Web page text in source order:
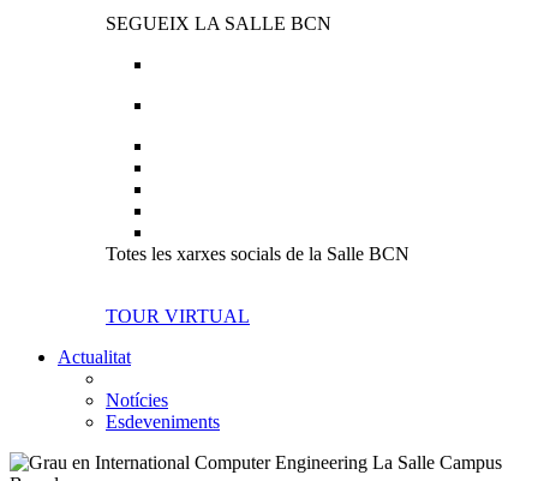
SEGUEIX LA SALLE BCN
Totes les xarxes socials de la Salle BCN
TOUR VIRTUAL
Actualitat
Notícies
Esdeveniments